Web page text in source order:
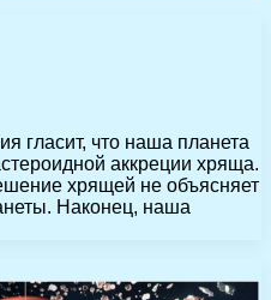
гласит, что наша планета
аккреции хряща.
хрящей не объясняет
Наконец, наша